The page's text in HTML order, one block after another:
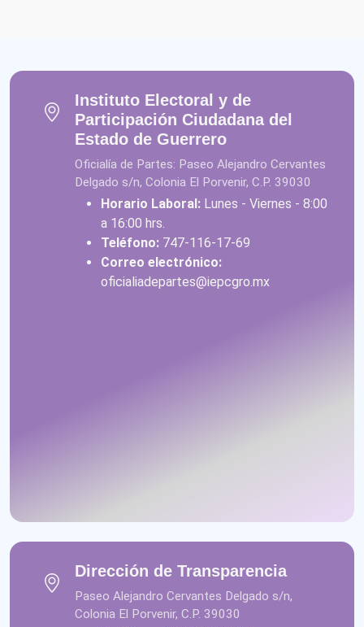
Instituto Electoral y de
Participación Ciudadana del
Estado de Guerrero
Oficialía de Partes: Paseo Alejandro Cervantes
Delgado s/n, Colonia El Porvenir, C.P. 39030
Horario Laboral: Lunes - Viernes - 8:00
a 16:00 hrs.
Teléfono: 747-116-17-69
Correo electrónico:
oficialiadepartes@iepcgro.mx
Dirección de Transparencia
Paseo Alejandro Cervantes Delgado s/n,
Colonia El Porvenir, C.P. 39030